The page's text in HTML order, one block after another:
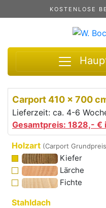
KOSTENLOSE
Carport410 x 700
Lieferzeit: ca. 4-6
Gesamtpreis: 1828,- €
Holzart (Carport
Kiefer
Lärche
Fichte
Stahldach